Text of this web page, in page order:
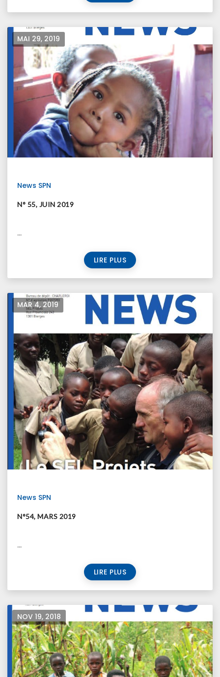
MAI 29, 2019
News SPN
N° 55, JUIN 2019
LIRE PLUS
MAR 4, 2019
News SPN
N°54, MARS 2019
LIRE PLUS
NOV 19, 2018